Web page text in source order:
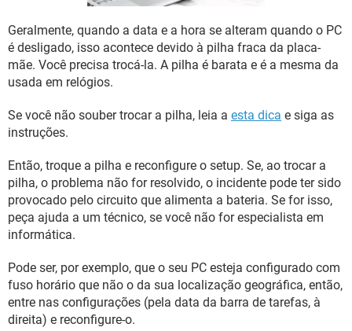
Geralmente, quando a data e a hora se alteram quando o PC
é desligado, isso acontece devido à pilha fraca da placa-
mãe. Você precisa trocá-la. A pilha é barata e é a mesma da
usada em relógios.
Se você não souber trocar a pilha, leia a esta dica e siga as
instruções.
Então, troque a pilha e reconfigure o setup. Se, ao trocar a
pilha, o problema não for resolvido, o incidente pode ter sido
provocado pelo circuito que alimenta a bateria. Se for isso,
peça ajuda a um técnico, se você não for especialista em
informática.
Pode ser, por exemplo, que o seu PC esteja configurado com
fuso horário que não o da sua localização geográfica, então,
entre nas configurações (pela data da barra de tarefas, à
direita) e reconfigure-o.